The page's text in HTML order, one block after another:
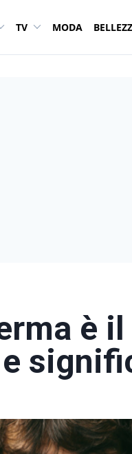
TV MODA
è